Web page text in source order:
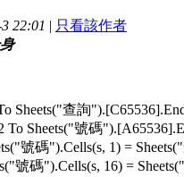
22:01 | 只看該作者
Sheets("查詢
Sheets("號碼
碼").Cells(s, 1) = Sheets("
碼").Cells(s, 16) = Sheets("